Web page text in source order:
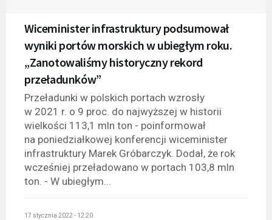
Wiceminister infrastruktury podsumował
wyniki portów morskich w ubiegłym roku.
„Zanotowaliśmy historyczny rekord
przeładunków”
Przeładunki w polskich portach wzrosły
w 2021 r. o 9 proc. do najwyższej w historii
wielkości 113,1 mln ton - poinformował
na poniedziałkowej konferencji wiceminister
infrastruktury Marek Gróbarczyk. Dodał, że rok
wcześniej przeładowano w portach 103,8 mln
ton. - W ubiegłym...
17 stycznia 2022 - 12:20